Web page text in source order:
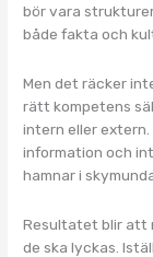
bör vara
både fakta och
Men det räcker
rätt kompetens
intern eller extern.
information och
hamnar i
Resultatet blir att
de ska lyckas.